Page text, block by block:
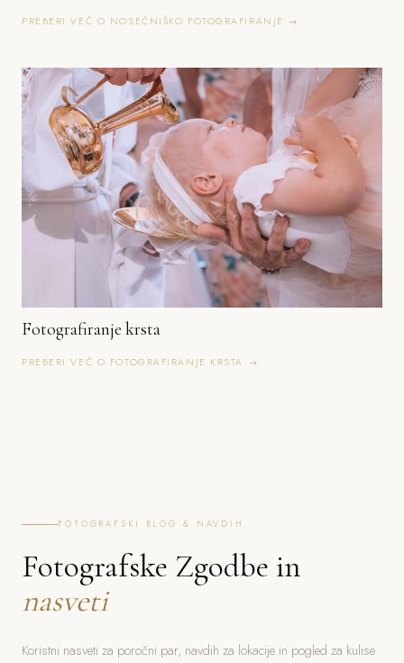
PREBERI VEČ O NOSEČNIŠKO FOTOGRAFIRANJE →
Fotografiranje krsta
PREBERI VEČ O FOTOGRAFIRANJE KRSTA →
FOTOGRAFSKI BLOG & NAVDIH
Fotografske Zgodbe in
nasveti
Koristni nasveti za poročni par, navdih za lokacije in pogled za kulise